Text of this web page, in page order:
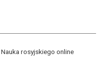
Nauka rosyjskiego online